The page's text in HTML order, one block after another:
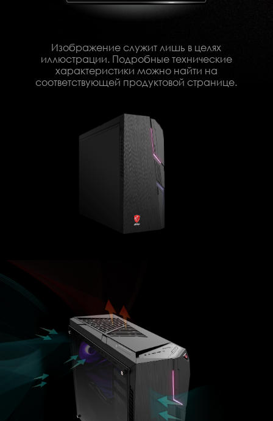
Изображение служит лишь в целях
иллюстрации. Подробные технические
характеристики можно найти на
соответствующей продуктовой странице.